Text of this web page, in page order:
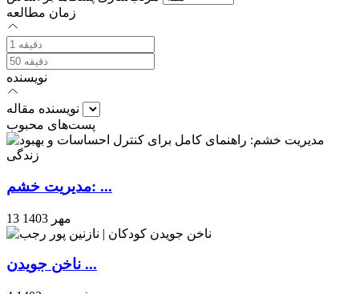
زمان مطالعه
نویسنده
نویسنده مقاله
پست‌های محبوب
مدیریت خشم: ...
13 مهر 1403
ناخن جویدن ...